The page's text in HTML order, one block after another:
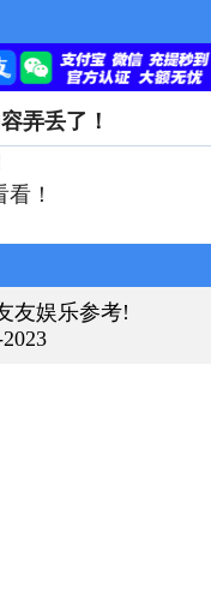
弄丢了！
！
友娱乐参考!